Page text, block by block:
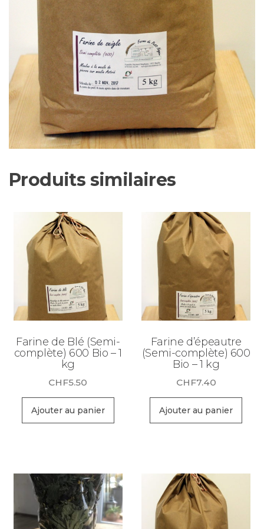
Produits similaires
Farine de Blé (Semi-
complète) 600 Bio – 1
kg
CHF5.50
Ajouter au panier
Farine d’épeautre
(Semi-complète) 600
Bio – 1 kg
CHF7.40
Ajouter au panier